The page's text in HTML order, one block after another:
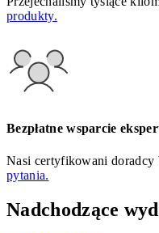
produkty.
Bezpłatne wsparcie
Nasi certyfikowani
pytania.
Nadchodzące